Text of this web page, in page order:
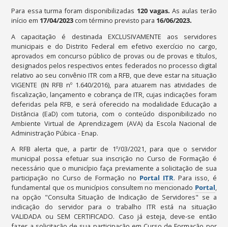
Para essa turma foram disponibilizadas 120 vagas.As aulas terão
início em 17/04/2023 com término previsto para 16/06/2023.
A capacitação é destinada EXCLUSIVAMENTE aos servidores
municipais e do Distrito Federal em efetivo exercício no cargo,
aprovados em concurso público de provas ou de provas e títulos,
designados pelos respectivos entes federados no processo digital
relativo ao seu convênio ITR com a RFB, que deve estar na situação
VIGENTE (IN RFB nº 1.640/2016), para atuarem nas atividades de
fiscalização, lançamento e cobrança de ITR, cujas indicações foram
deferidas pela RFB, e será oferecido na modalidade Educação a
Distância (EaD) com tutoria, com o conteúdo disponibilizado no
Ambiente Virtual de Aprendizagem (AVA) da Escola Nacional de
Administração Púbica - Enap.
A RFB alerta que, a partir de 1º/03/2021, para que o servidor
municipal possa efetuar sua inscrição no Curso de Formação é
necessário que o município faça previamente a solicitação de sua
participação no Curso de Formação no Portal ITR. Para isso, é
fundamental que os municípios consultem no mencionado Portal,
na opção "Consulta Situação de Indicação de Servidores" se a
indicação do servidor para o trabalho ITR está na situação
VALIDADA ou SEM CERTIFICADO. Caso já esteja, deve-se então